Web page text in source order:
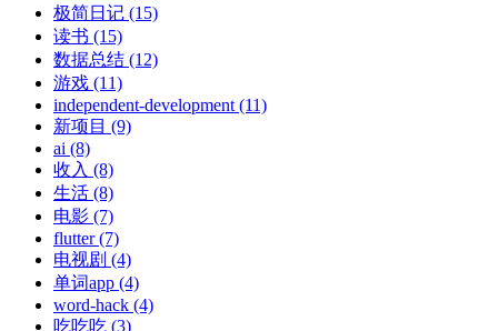
极简日记 (15)
读书 (15)
数据总结 (12)
游戏 (11)
independent-development (11)
新项目 (9)
ai (8)
收入 (8)
生活 (8)
电影 (7)
flutter (7)
电视剧 (4)
单词app (4)
word-hack (4)
吃吃吃 (3)